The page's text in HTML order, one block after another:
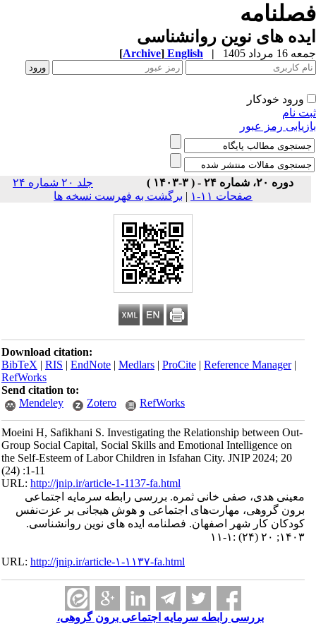
های نوین روانشناسی
مرداد 1405 |
English
[Archive]
ورود خودکار
نام
رمز عبور
دوره ۲۰، شماره ۲۴ - ( ۳-۱۴۰۳ )
جلد ۲۰ شماره ۲۴
صفحات ۱۱-۱
| برگشت به فهرست نسخه ها
Download citation:
BibTeX|RIS|EndNote|Medlars|ProCite|Reference Manager
RefWorks
Send citation to:
Mendeley
Zotero RefWorks
Moeini H, Safikhani S. Investigating the Relationship between Out-
Group Social Capital, Social Skills and Emotional Intelligence on
the Self-Esteem of Labor Children in Isfahan City. JNIP 2024; 20
(24) :1-11
URL:http://jnip.ir/article-1-1137-fa.html
معینی هدی، صفی خانی ثمره. بررسی رابطه سرمایه اجتماعی
برون گروهی، مهارت‌های اجتماعی و هوش هیجانی بر عزت‌نفس
کودکان کار شهر اصفهان. فصلنامه ایده های نوین روانشناسی.
۱۴۰۳; ۲۰ (۲۴) :۱-۱۱
URL:http://jnip.ir/article-۱-۱۱۳۷-fa.html
بررسی رابطه سرمایه اجتماعی برون گروهی،